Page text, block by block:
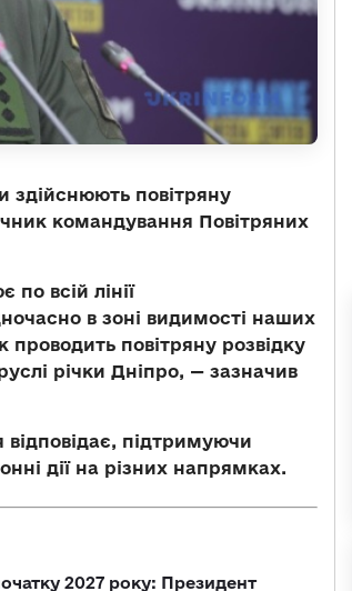
здійснюють повітряну
командування Повітряних
всій лінії
в зоні видимості наших
повітряну розвідку
річки Дніпро, — зазначив
відповідає, підтримуючи
дії на різних напрямках.
2027 року: Президент